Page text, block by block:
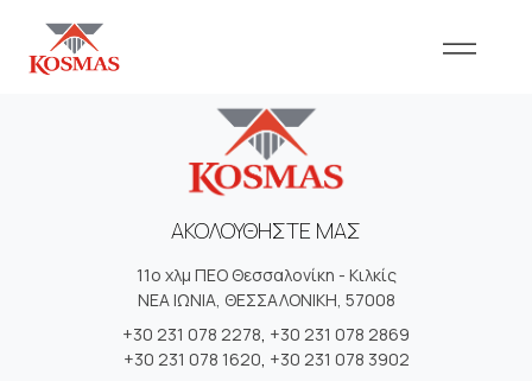
ΑΚΟΛΟΥΘΗΣΤΕ ΜΑΣ
11ο χλμ ΠΕΟ Θεσσαλονίκη - Κιλκίς
ΝΕΑ ΙΩΝΙΑ, ΘΕΣΣΑΛΟΝΙΚΗ, 57008
+30 231 078 2278, +30 231 078 2869
+30 231 078 1620, +30 231 078 3902